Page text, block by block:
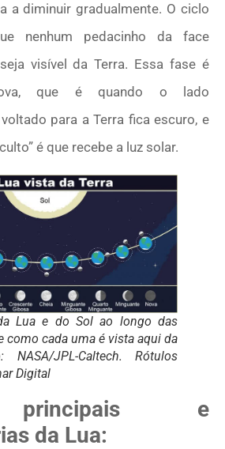
a diminuir gradualmente. O ciclo
nenhum pedacinho da face
visível da Terra. Essa fase é
que é quando o lado
para a Terra fica escuro, e
é que recebe a luz solar.
Lua e do Sol ao longo das
como cada uma é vista aqui da
NASA/JPL-Caltech. Rótulos
Digital
principais e
da Lua: